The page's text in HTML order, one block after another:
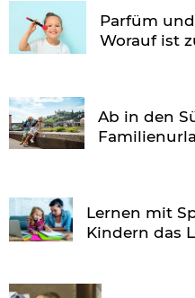
Parfüm
Worauf ist
Ab in den
Lernen mit
Kindern das